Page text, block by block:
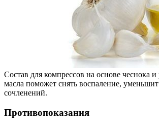
Состав для компрессов на основе чеснока и
масла поможет снять воспаление,
сочленений.
Противопоказания